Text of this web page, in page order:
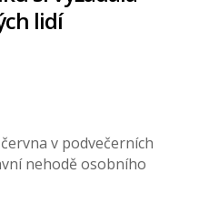
lidí
v podvečerních
nehodě osobního